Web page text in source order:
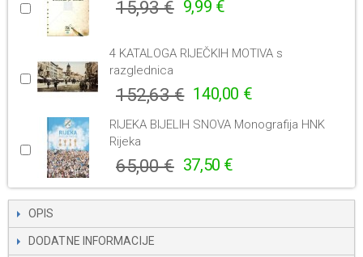
15,93 € 9,99 €
4 KATALOGA RIJEČKIH MOTIVA s
razglednica
152,63 € 140,00 €
RIJEKA BIJELIH SNOVA Monografija HNK
Rijeka
65,00 € 37,50 €
OPIS
DODATNE INFORMACIJE